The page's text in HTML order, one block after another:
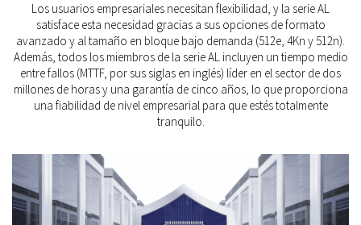
Los usuarios empresariales necesitan flexibilidad, y la serie AL
satisface esta necesidad gracias a sus opciones de formato
avanzado y al tamaño en bloque bajo demanda (512e, 4Kn y 512n).
Además, todos los miembros de la serie AL incluyen un tiempo medio
entre fallos (MTTF, por sus siglas en inglés) líder en el sector de dos
millones de horas y una garantía de cinco años, lo que proporciona
una fiabilidad de nivel empresarial para que estés totalmente
tranquilo.